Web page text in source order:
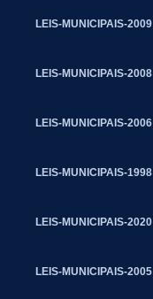
LEIS-MUNICIPAIS-2009
LEIS-MUNICIPAIS-2008
LEIS-MUNICIPAIS-2006
LEIS-MUNICIPAIS-1998
LEIS-MUNICIPAIS-2020
LEIS-MUNICIPAIS-2005